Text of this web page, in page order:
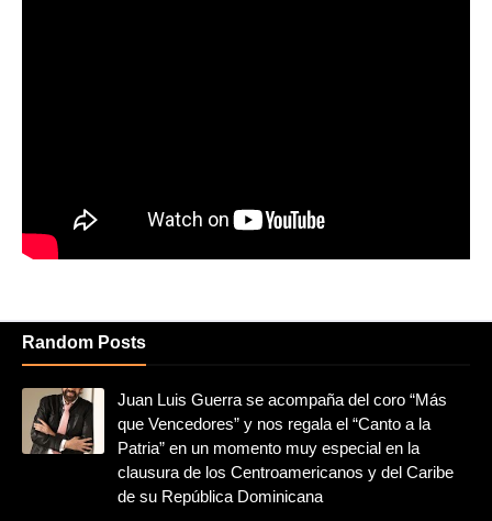
Random Posts
Juan Luis Guerra se acompaña del coro “Más
que Vencedores” y nos regala el “Canto a la
Patria” en un momento muy especial en la
clausura de los Centroamericanos y del Caribe
de su República Dominicana